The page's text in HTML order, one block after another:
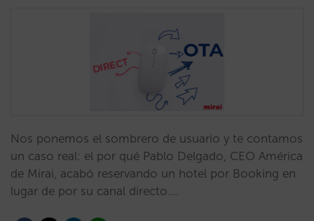
Nos ponemos el sombrero de usuario y te contamos
un caso real: el por qué Pablo Delgado, CEO América
de Mirai, acabó reservando un hotel por Booking en
lugar de por su canal directo.…